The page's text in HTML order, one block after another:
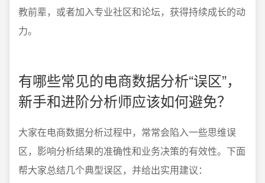
教前辈，或者加入专业社区和论坛，获得持续成长的动
力。
有哪些常见的电商数据分析“误区”，
新手和进阶分析师应该如何避免？
大家在电商数据分析过程中，常常会陷入一些思维误
区，影响分析结果的准确性和业务决策的有效性。下面
帮大家总结几个典型误区，并给出实用建议：